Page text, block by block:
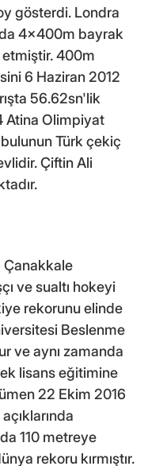
gösterdi. Londra
4x400m bayrak
etmiştir. 400m
6 Haziran 2012
56.62sn'lik
Atina Olimpiyat
Türk çekiç
Çiftin Ali
Çanakkale
ve sualtı hokeyi
rekorunu elinde
Beslenme
ve aynı zamanda
lisans eğitimine
22 Ekim 2016
110 metreye
rekoru kırmıştır.